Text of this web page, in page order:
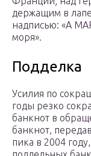
держащим в
надписью: «A
моря».
Подделка
Усилия по
годы резко
банкнот в
банкнот,
пика в 2004